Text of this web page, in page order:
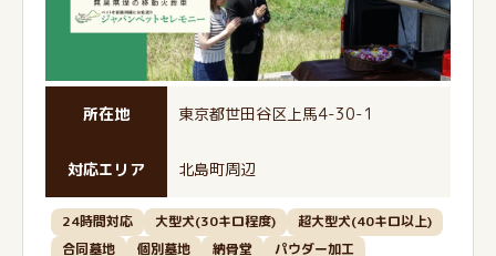
所在地 東京都世田谷区上馬4-30-1
対応エリア 北島町周辺
24時間対応 大型犬(30キロ程度)
超大型犬(40キロ以上)
合同墓地
個別墓地 納骨堂 パウダー加工